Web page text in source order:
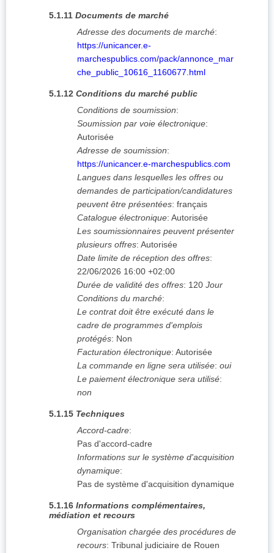
5.1.11 Documents de marché
Adresse des documents de marché:
https://unicancer.e-
marchespublics.com/pack/annonce_mar
che_public_10616_1160677.html
5.1.12 Conditions du marché public
Conditions de soumission:
Soumission par voie électronique:
Autorisée
Adresse de soumission:
https://unicancer.e-marchespublics.com
Langues dans lesquelles les offres ou
demandes de participation/candidatures
peuvent être présentées: français
Catalogue électronique: Autorisée
Les soumissionnaires peuvent présenter
plusieurs offres: Autorisée
Date limite de réception des offres:
22/06/2026 16:00 +02:00
Durée de validité des offres: 120 Jour
Conditions du marché:
Le contrat doit être exécuté dans le
cadre de programmes d'emplois
protégés: Non
Facturation électronique: Autorisée
La commande en ligne sera utilisée: oui
Le paiement électronique sera utilisé:
non
5.1.15 Techniques
Accord-cadre:
Pas d'accord-cadre
Informations sur le système d'acquisition
dynamique:
Pas de système d'acquisition dynamique
5.1.16 Informations complémentaires,
médiation et recours
Organisation chargée des procédures de
recours: Tribunal judiciaire de Rouen